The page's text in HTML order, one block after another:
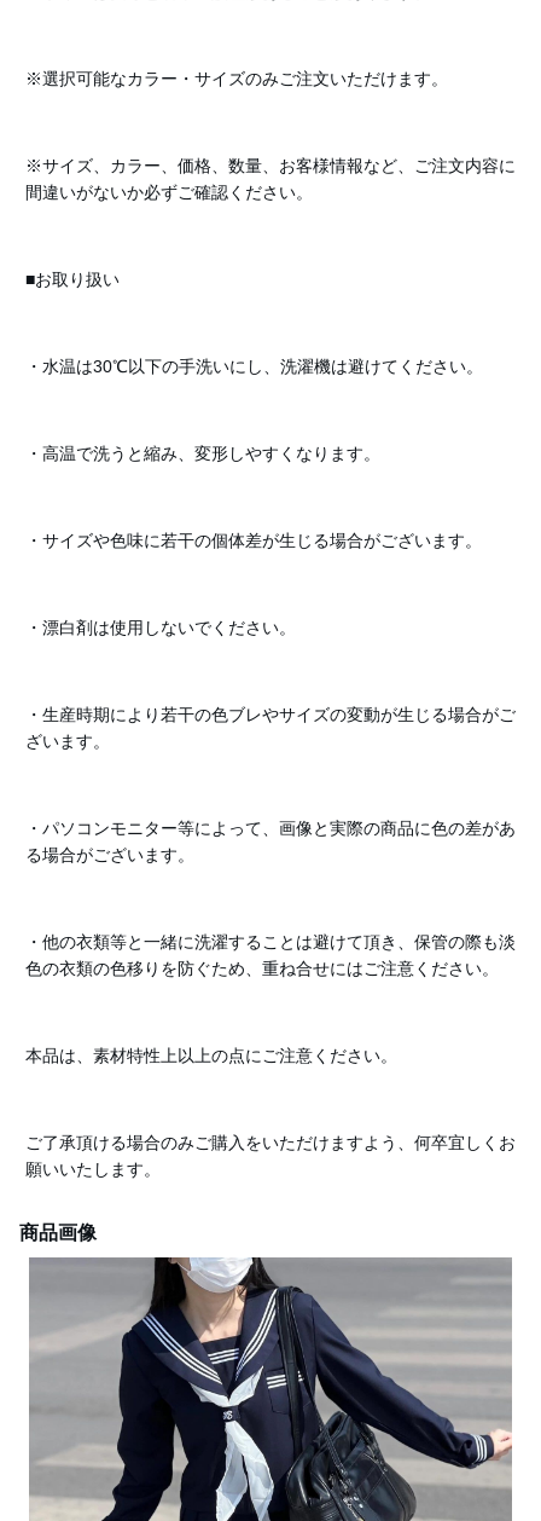
※選択可能なカラー・サイズのみご注文いただけます。
※サイズ、カラー、価格、数量、お客様情報など、ご注文内容に
間違いがないか必ずご確認ください。
■お取り扱い
・水温は30℃以下の手洗いにし、洗濯機は避けてください。
・高温で洗うと縮み、変形しやすくなります。
・サイズや色味に若干の個体差が生じる場合がございます。
・漂白剤は使用しないでください。
・生産時期により若干の色ブレやサイズの変動が生じる場合がご
ざいます。
・パソコンモニター等によって、画像と実際の商品に色の差があ
る場合がございます。
・他の衣類等と一緒に洗濯することは避けて頂き、保管の際も淡
色の衣類の色移りを防ぐため、重ね合せにはご注意ください。
本品は、素材特性上以上の点にご注意ください。
ご了承頂ける場合のみご購入をいただけますよう、何卒宜しくお
願いいたします。
商品画像